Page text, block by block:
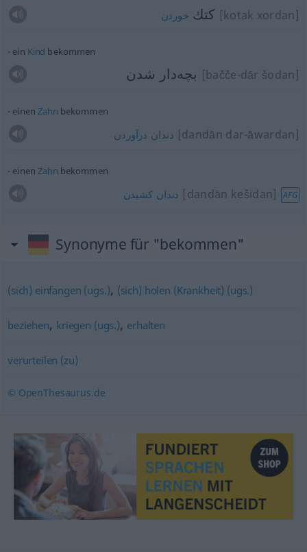
كتك خوردن [kotak xordan]
ein Kind bekommen
بچه‌دار شدن [bačče-dār šodan]
einenZahn bekommen
دندان درآوردن [dandān dar-āwardan]
einenZahn bekommen
دندان کشیدن [dandān kešidan] AFG
Synonyme für "bekommen"
(sich) einfangen (ugs.), (sich) holen (Krankheit) (ugs.)
beziehen, kriegen (ugs.), erhalten
verurteilen (zu)
© OpenThesaurus.de